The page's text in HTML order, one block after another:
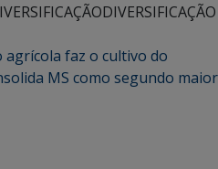
DIVERSIFICAÇÃO
agrícola faz o cultivo do
MS como segundo maior